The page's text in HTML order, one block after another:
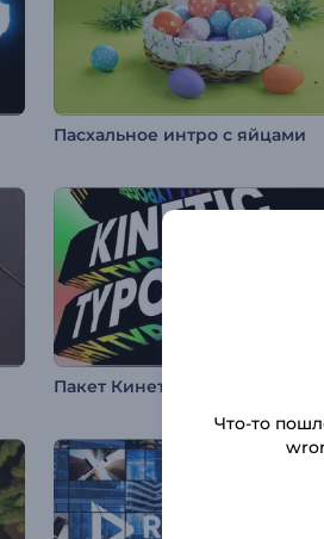
Пасхальное интро с яйцами
Что-то